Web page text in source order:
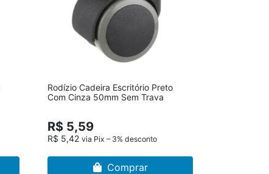
Rodízio Cadeira Escritório Preto
Com Cinza 50mm Sem Trava
R$ 5,59
R$ 5,42 via Pix – 3% desconto
Comprar